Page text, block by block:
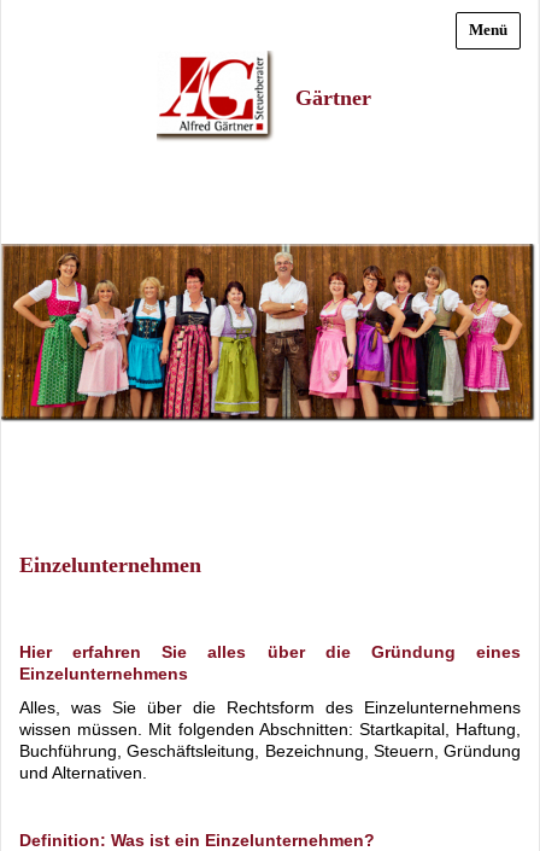
Menü
Gärtner
Einzelunternehmen
Hier erfahren Sie alles über die Gründung eines
Einzelunternehmens
Alles, was Sie über die Rechtsform des Einzelunternehmens
wissen müssen. Mit folgenden Abschnitten: Startkapital, Haftung,
Buchführung, Geschäftsleitung, Bezeichnung, Steuern, Gründung
und Alternativen.
Definition: Was ist ein Einzelunternehmen?